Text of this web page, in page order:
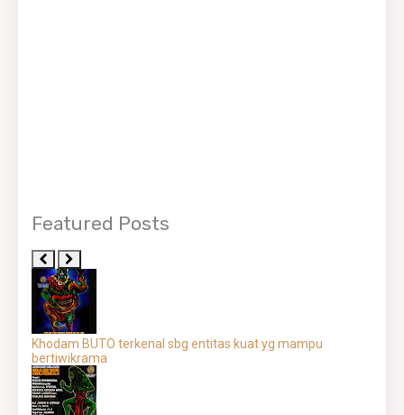
Featured Posts
Khodam BUTO terkenal sbg entitas kuat yg mampu
bertiwikrama